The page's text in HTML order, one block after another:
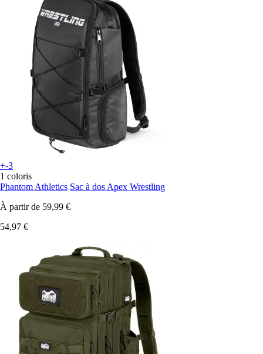
+-3
1 coloris
Phantom Athletics Sac à dos Apex Wrestling
À partir de 59,99 €
54,97 €